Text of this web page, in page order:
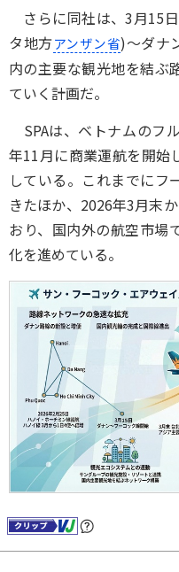
さらに同社は、3月15
タ地方アンザン省)～ダナ
内の主要な観光地を結ぶ
ていく計画だ。
SPAは、ベトナムのフ
年11月に商業運航を開始
している。これまでにフ
きたほか、2026年3月末
おり、国内外の航空市場
化を進めている。